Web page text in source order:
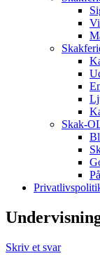
Skak-
Skriv et svar